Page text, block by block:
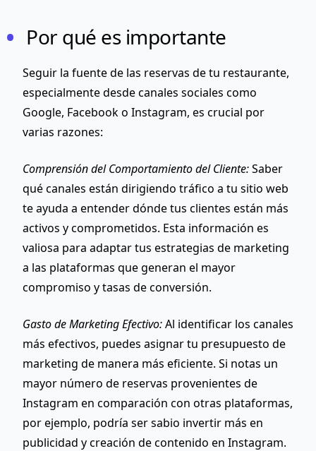
Por qué es importante
Seguir la fuente de las reservas de tu restaurante,
especialmente desde canales sociales como
Google, Facebook o Instagram, es crucial por
varias razones:
Comprensión del Comportamiento del Cliente:Saber
qué canales están dirigiendo tráfico a tu sitio web
te ayuda a entender dónde tus clientes están más
activos y comprometidos. Esta información es
valiosa para adaptar tus estrategias de marketing
a las plataformas que generan el mayor
compromiso y tasas de conversión.
Gasto de Marketing Efectivo:Al identificar los canales
más efectivos, puedes asignar tu presupuesto de
marketing de manera más eficiente. Si notas un
mayor número de reservas provenientes de
Instagram en comparación con otras plataformas,
por ejemplo, podría ser sabio invertir más en
publicidad y creación de contenido en Instagram.